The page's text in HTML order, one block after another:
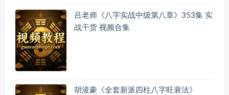
吕老师《八字实战中级第八章》353集 实
战干货 视频合集
胡浚豪《全套新派四柱八字旺衰法》